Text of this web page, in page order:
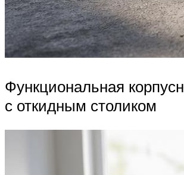
Функциональная
с откидным столиком